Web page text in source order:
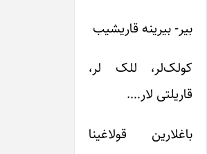
بیر- بیرینه قاریشیب
کولک‌لر، للک لر،
قاریلتی لار….
باغلارین قولاغینا